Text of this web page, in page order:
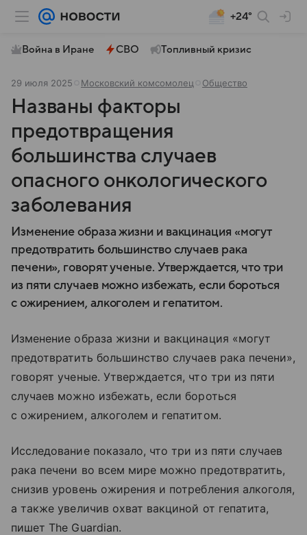
+24°
Война в Иране СВО Топливный кризис
29 июля 2025 Московский комсомолец Общество
Названы факторы
предотвращения
большинства случаев
опасного онкологического
заболевания
Изменение образа жизни и вакцинация «могут
предотвратить большинство случаев рака
печени», говорят ученые. Утверждается, что три
из пяти случаев можно избежать, если бороться
с ожирением, алкоголем и гепатитом.
Изменение образа жизни и вакцинация «могут
предотвратить большинство случаев рака печени»,
говорят ученые. Утверждается, что три из пяти
случаев можно избежать, если бороться
с ожирением, алкоголем и гепатитом.
Исследование показало, что три из пяти случаев
рака печени во всем мире можно предотвратить,
снизив уровень ожирения и потребления алкоголя,
а также увеличив охват вакциной от гепатита,
пишет The Guardian.